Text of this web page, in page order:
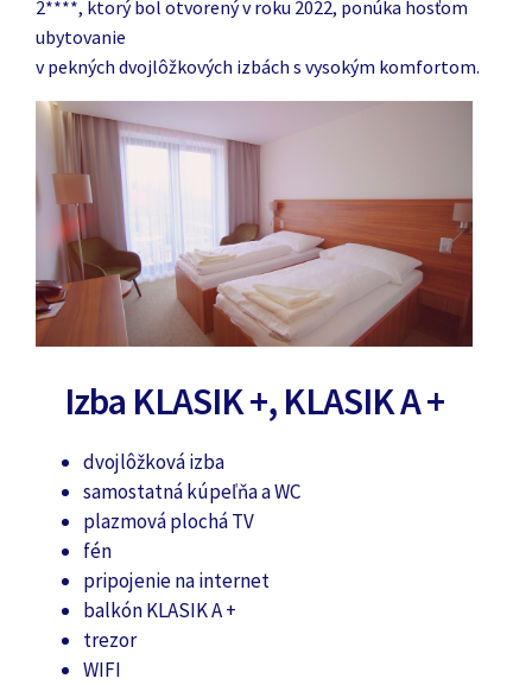
2****, ktorý bol otvorený v roku 2022, ponúka hosťom
ubytovanie
v pekných dvojlôžkových izbách s vysokým komfortom.
Izba KLASIK +, KLASIK A +
dvojlôžková izba
samostatná kúpeľňa a WC
plazmová plochá TV
fén
pripojenie na internet
balkón KLASIK A +
trezor
WIFI